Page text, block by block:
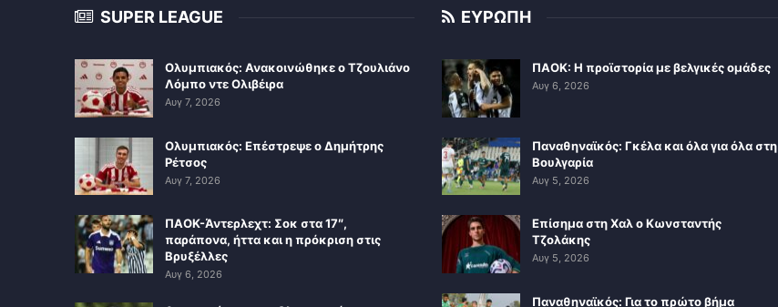
SUPER LEAGUE
Ολυμπιακός: Ανακοινώθηκε ο Τζουλιάνο
Λόμπο ντε Ολιβέιρα
Αυγ 7, 2026
Ολυμπιακός: Επέστρεψε ο Δημήτρης
Ρέτσος
Αυγ 7, 2026
ΠΑΟΚ-Άντερλεχτ: Σοκ στα 17″,
παράπονα, ήττα και η πρόκριση στις
Βρυξέλλες
Αυγ 6, 2026
ΕΥΡΩΠΗ
ΠΑΟΚ: Η προϊστορία με βελγικές ομάδες
Αυγ 6, 2026
Παναθηναϊκός: Γκέλα και όλα για όλα στη
Βουλγαρία
Αυγ 5, 2026
Επίσημα στη Χαλ ο Κωνσταντής
Τζολάκης
Αυγ 5, 2026
Παναθηναϊκός: Για το πρώτο βήμα